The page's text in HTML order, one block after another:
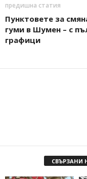
предишна статия
Пунктовете за
гуми в Шумен – с
графици
СВЪРЗАНИ